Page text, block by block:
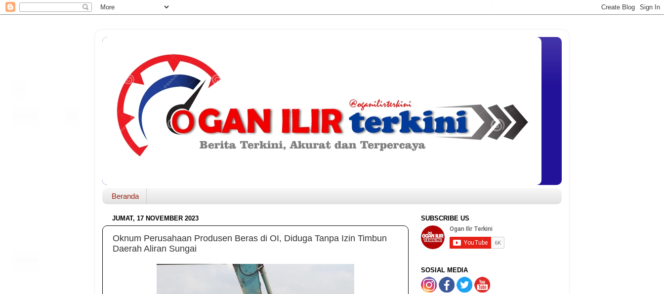
Beranda
JUMAT, 17 NOVEMBER 2023
Oknum Perusahaan Produsen Beras di OI, Diduga Tanpa Izin Timbun
Daerah Aliran Sungai
SUBSCRIBE US
SOSIAL MEDIA